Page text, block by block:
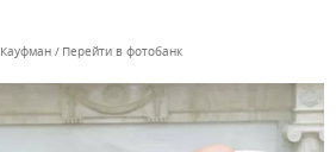
Перейти в фотобанк